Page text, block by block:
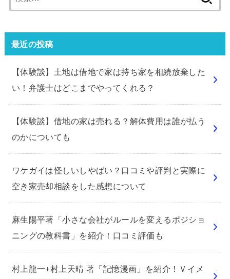
索:
最近の投稿
【体験談】土地は借地で家は持ち家を相続放棄した
い！弁護士はどこまでやってくれる？
【体験談】借地の家は売れる？解体費用は誰が払う
のかについても
ワケガイは怪しいしやばい？口コミや評判と実際に
空き家売却相談をした感想について
麻生陽平著「小さな会社がルールを変えるポジショ
ニングの教科書」を紹介！口コミ評価も
村上龍一+村上天晴 著「記憶漫画」を紹介！Ｖイメ